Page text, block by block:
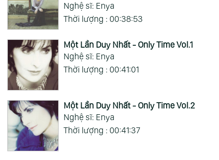
Nghệ sĩ: Enya
Thời lượng : 00:38:53
Một Lần Duy Nhất - Only Time Vol.1
Nghệ sĩ: Enya
Thời lượng : 00:41:01
Một Lần Duy Nhất - Only Time Vol.2
Nghệ sĩ: Enya
Thời lượng : 00:41:37